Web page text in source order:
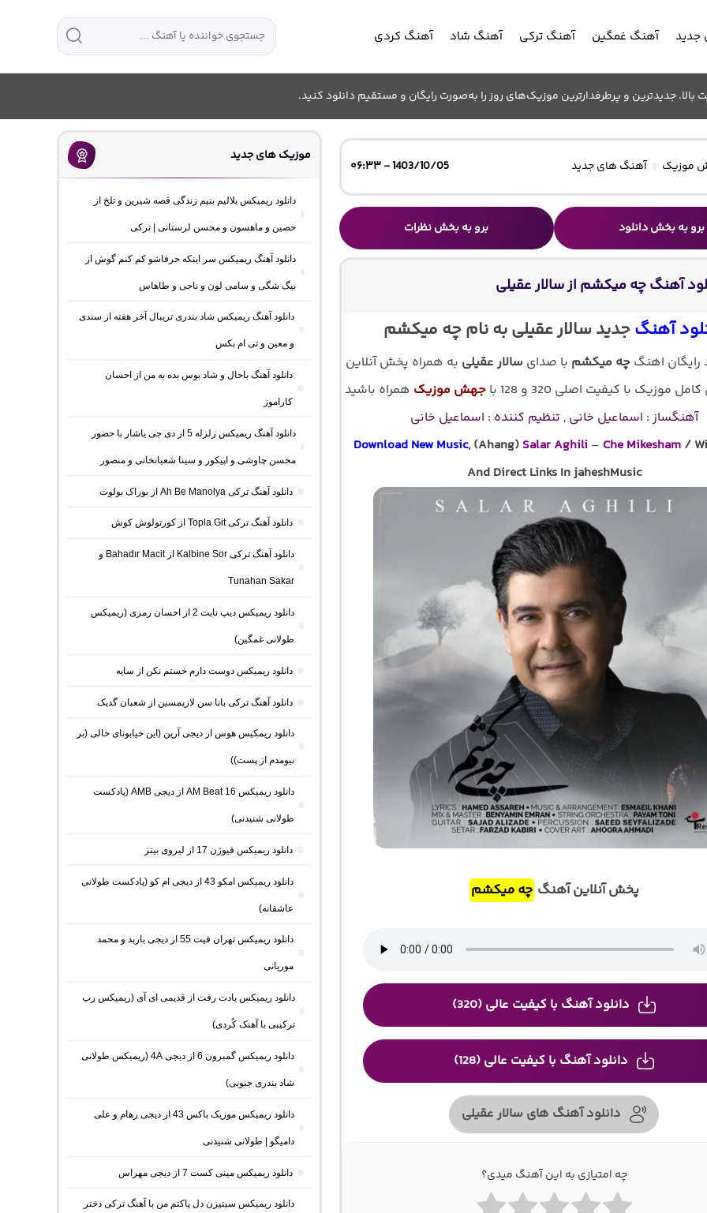
جدید آهنگ غمگین آهنگ ترکی آهنگ شاد آهنگ کردی
جدیدترین و پرطرفدارترین موزیک‌های روز را به‌صورت رایگان و مستقیم دانلود کنید.
موزیک آهنگ های جدید 1403/10/05 - ۰۶:۳۳
برو به بخش دانلود برو به بخش نظرات
آهنگ چه میکشم از سالار عقیلی
آهنگجدید سالار عقیلی به نام چه میکشم
رایگان اهنگچه میکشم با صدای سالار عقیلی به همراه پخش آنلاین
موزیک با کیفیت اصلی 320 و 128 با
جهش موزیک همراه باشید
آهنگساز : اسماعیل خانی , تنظیم کننده : اسماعیل خانی
Download New Music, (Ahang) Salar Aghili – Che Mikesham/
And Direct Links In jaheshMusic
پخش آنلاین آهنگ چه میکشم
دانلود آهنگ با کیفیت عالی (320)
دانلود آهنگ با کیفیت عالی (128)
دانلود آهنگ های سالار عقیلی
چه امتیازی به این آهنگ میدی؟
موزیک های جدید
دانلود ریمیکس بلالیم بنیم زندگی قصه شیرین و تلخ از
حصین و ماهسون و محسن لرستانی | ترکی
دانلود آهنگ ریمیکس سر اینکه حرفاشو کم کنم گوش از
بیگ شگی و سامی لون و ناجی و طاهاس
دانلود آهنگ ریمیکس شاد بندری تریبال آخر هفته از سندی
و معین و تی ام بکس
دانلود آهنگ باحال و شاد بوس بده به من از احسان
کاراموز
دانلود آهنگ ریمیکس زلزله 5 از دی جی یاشار با حضور
محسن چاوشی و اپیکور و سینا شعبانخانی و منصور
دانلود آهنگ ترکی Ah Be Manolya از بوراک بولوت
دانلود آهنگ ترکی Topla Git از کورتولوش کوش
دانلود آهنگ ترکی Kalbine Sor از Bahadır Macit و
Tunahan Sakar
دانلود ریمیکس دیپ نایت 2 از احسان رمزی (ریمیکس
طولانی غمگین)
دانلود ریمیکس دوست دارم خستم نکن از سایه
دانلود آهنگ ترکی بانا سن لازیمسین از شعبان گدیک
دانلود ریمکیس هوس از دیجی آرین (این خیابونای خالی (بر
نیومدم از پست))
دانلود ریمیکس AM Beat 16 از دیجی AMB (پادکست
طولانی شنیدنی)
دانلود ریمیکس فیوژن 17 از لیروی بیتز
دانلود ریمیکس امکو 43 از دیجی ام کو (پادکست طولانی
عاشقانه)
دانلود ریمیکس تهران فیت 55 از دیجی باربد و محمد
موریانی
دانلود ریمیکس یادت رفت از قدیمی ای آی (ریمیکس رپ
ترکیبی با آهنک کُردی)
دانلود ریمیکس گمبرون 6 از دیجی 4A (ریمیکس طولانی
شاد بندری جنوبی)
دانلود ریمیکس موزیک باکس 43 از دیجی رهام و علی
دامیگو | طولانی شنیدنی
دانلود ریمیکس مینی کست 7 از دیجی مهراس
دانلود ریمیکس سیتیزن دل پاکتم من با آهنگ ترکی دختر